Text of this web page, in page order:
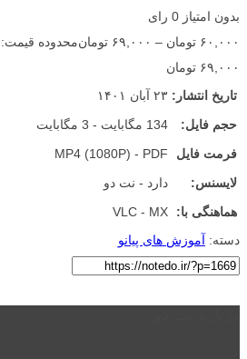
بدون امتیاز 0 رای
۶۰,۰۰۰ تومان – ۶۹,۰۰۰ تومان
۶۹,۰۰۰ تومان
تاریخ انتشار: ۲۳ آبان ۱۴۰۱
حجم فایل:
134 مگابایت - 3 مگابایت
فرمت فایل
MP4 (1080P) - PDF
لایسنس:
دارد - نت دو
هماهنگی با:
VLC - MX
دسته: آموزش های پیانو